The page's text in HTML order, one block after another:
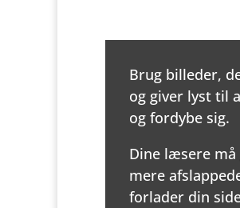
Brug billeder,
og giver lyst til
og fordybe sig.
Dine læsere
mere
forlader din